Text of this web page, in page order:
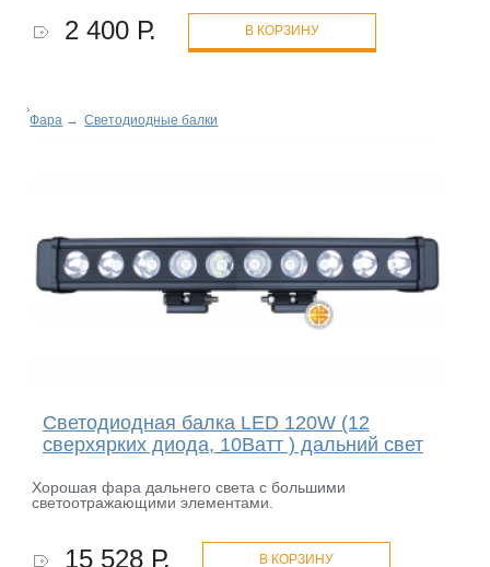
2 400 Р. В КОРЗИНУ
Фара → Светодиодные балки
Светодиодная балка LED 120W (12
сверхярких диода, 10Ватт ) дальний свет
Хорошая фара дальнего света с большими
светоотражающими элементами.
15 528 Р. В КОРЗИНУ